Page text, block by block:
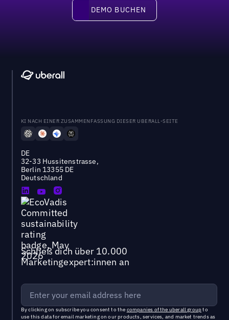
DEMO BUCHEN
DEMO BUCHEN
KI NACH EINER ZUSAMMENFASSUNG DIESER UBERALL-SEITE
DE
32-33 Hussitenstrasse,
Berlin 13355 DE
Deutschland
Schließ dich über 10.000
Marketingexpert:innen an
By clicking on subscribe you consent to the companies of the uberall groupto
use this data for email marketing on our products, services, and market trends as